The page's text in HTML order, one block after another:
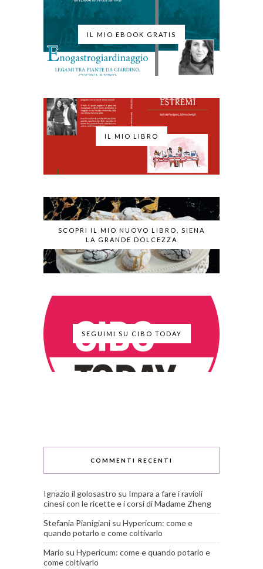
IL MIO EBOOK GRATIS
IL MIO LIBRO
SCOPRI IL MIO NUOVO LIBRO, SIENA
LA GRANDE DOLCEZZA
SEGUIMI SU CIBO TODAY
COMMENTI RECENTI
Ignazio il golosastro su Impara a fare i ravioli
cinesi con le ricette e i corsi di Madame Zheng
Stefania Pianigiani su Hypericum: come e
quando potarlo e come coltivarlo
Mario su Hypericum: come e quando potarlo e
come coltivarlo